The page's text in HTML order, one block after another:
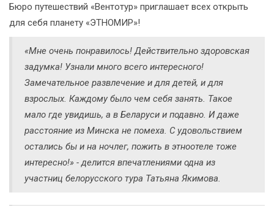
Бюро путешествий «Вентотур» приглашает всех открыть
для себя планету «ЭТНОМИР»!
«Мне очень понравилось! Действительно здоровская
задумка! Узнали много всего интересного!
Замечательное развлечение и для детей, и для
взрослых. Каждому было чем себя занять. Такое
мало где увидишь, а в Беларуси и подавно. И даже
расстояние из Минска не помеха. С удовольствием
остались бы и на ночлег, пожить в этноотеле тоже
интересно!» - делится впечатлениями одна из
участниц белорусского тура Татьяна Якимова.